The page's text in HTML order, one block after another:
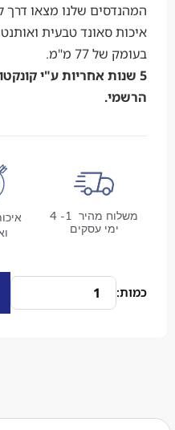
שלנו מצאו דרך לבנות
סאונד טבעית ואותנטית וכל
אחריות ע"י קונקטור מוצרי
משלוח מהיר 1- 4
איכות מוצרים